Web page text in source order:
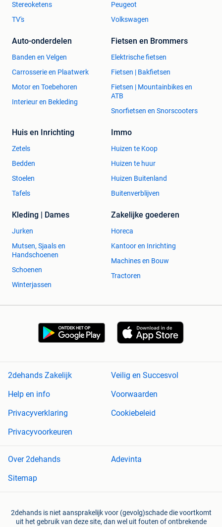
Stereoketens
TV's
Peugeot
Volkswagen
Auto-onderdelen
Banden en Velgen
Carrosserie en Plaatwerk
Motor en Toebehoren
Interieur en Bekleding
Fietsen en Brommers
Elektrische fietsen
Fietsen | Bakfietsen
Fietsen | Mountainbikes en
ATB
Snorfietsen en Snorscooters
Huis en Inrichting
Zetels
Bedden
Stoelen
Tafels
Immo
Huizen te Koop
Huizen te huur
Huizen Buitenland
Buitenverblijven
Kleding | Dames
Jurken
Mutsen, Sjaals en
Handschoenen
Schoenen
Winterjassen
Zakelijke goederen
Horeca
Kantoor en Inrichting
Machines en Bouw
Tractoren
2dehands Zakelijk
Veilig en Succesvol
Help en info
Voorwaarden
Privacyverklaring
Cookiebeleid
Privacyvoorkeuren
Over 2dehands
Adevinta
Sitemap
2dehands is niet aansprakelijk voor (gevolg)schade die voortkomt
uit het gebruik van deze site, dan wel uit fouten of ontbrekende